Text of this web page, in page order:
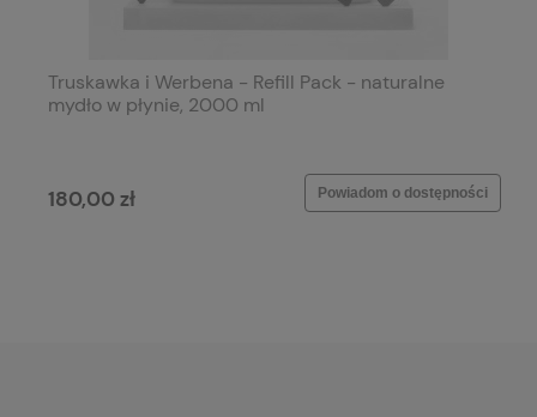
Truskawka i Werbena - Refill Pack - naturalne
mydło w płynie, 2000 ml
180,00 zł Powiadom o dostępności